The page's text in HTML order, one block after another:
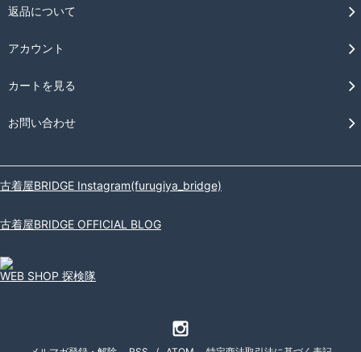
返品について
アカウント
カートを見る
お問い合わせ
古着屋BRIDGE Instagram(furugiya_bridge)
古着屋BRIDGE OFFICIAL BLOG
WEB SHOP 探検隊